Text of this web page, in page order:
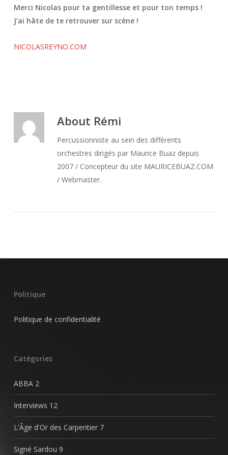
Merci Nicolas pour ta gentillesse et pour ton temps !
J’ai hâte de te retrouver sur scène !
NICOLASREYNO.COM
About Rémi
Percussionniste au sein des différents
orchestres dirigés par Maurice Buaz depuis
2007 / Concepteur du site MAURICEBUAZ.COM
/ Webmaster.
Politique
Politique de confidentialité
Catégories
ABBA 2
Interviews 12
L'Âge d'Or des Carpentier 7
Signé Sardou 9